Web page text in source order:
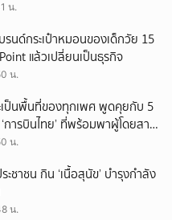
น.
รนด์กระเป๋าหมอนของเด็กวัย 15
แล้วเปลี่ยนเป็นธุรกิจ
น.
เป็นพื้นที่ของทุกเพศ พูดคุยกับ 5
ารบินไทย’ ที่พร้อมพาผู้โดยสาร
น.
ะชาชน กิน ‘เนื้อสุนัข’ บำรุงกำลัง
น.